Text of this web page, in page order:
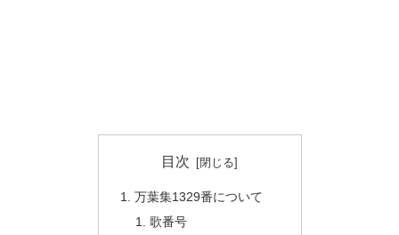
目次
万葉集1329番について
歌番号